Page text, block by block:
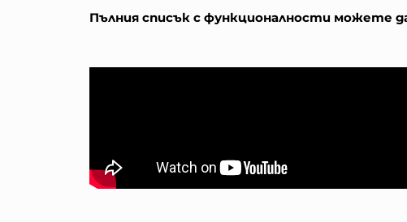
Пълния списък с функционалности можете